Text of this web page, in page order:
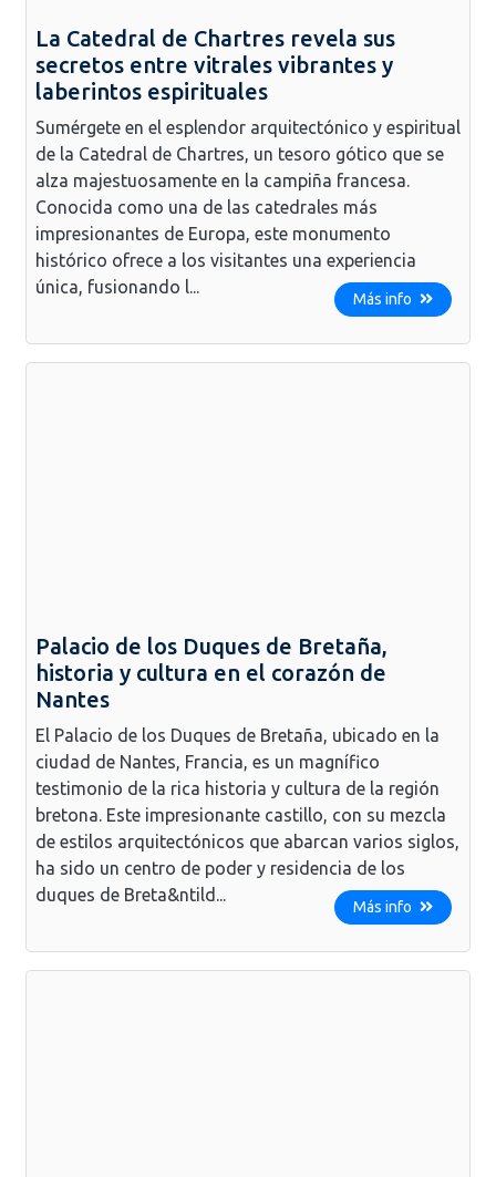
La Catedral de Chartres revela sus
secretos entre vitrales vibrantes y
laberintos espirituales
Sumérgete en el esplendor arquitectónico y espiritual
de la Catedral de Chartres, un tesoro gótico que se
alza majestuosamente en la campiña francesa.
Conocida como una de las catedrales más
impresionantes de Europa, este monumento
histórico ofrece a los visitantes una experiencia
única, fusionando l...
Más info
Palacio de los Duques de Bretaña,
historia y cultura en el corazón de
Nantes
El Palacio de los Duques de Bretaña, ubicado en la
ciudad de Nantes, Francia, es un magnífico
testimonio de la rica historia y cultura de la región
bretona. Este impresionante castillo, con su mezcla
de estilos arquitectónicos que abarcan varios siglos,
ha sido un centro de poder y residencia de los
duques de Breta&ntild...
Más info